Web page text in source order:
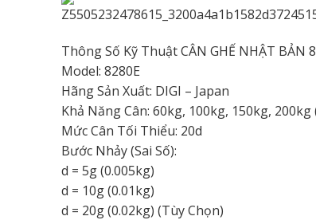
Thông Số Kỹ Thuật CÂN GHẾ NHẬT BẢN
Model: 8280E
Hãng Sản Xuất: DIGI – Japan
Khả Năng Cân: 60kg, 100kg, 150kg, 200kg
Mức Cân Tối Thiểu: 20d
Bước Nhảy (Sai Số):
d = 5g (0.005kg)
d = 10g (0.01kg)
d = 20g (0.02kg) (Tùy Chọn)